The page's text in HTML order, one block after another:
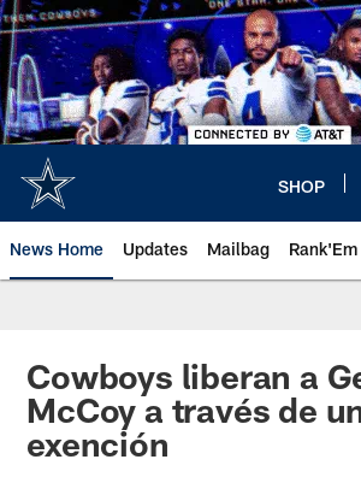
Skip
to
main
content
SHOP
News Home Updates Mailbag Rank'Em
Cowboys liberan a
McCoy a través de
exención